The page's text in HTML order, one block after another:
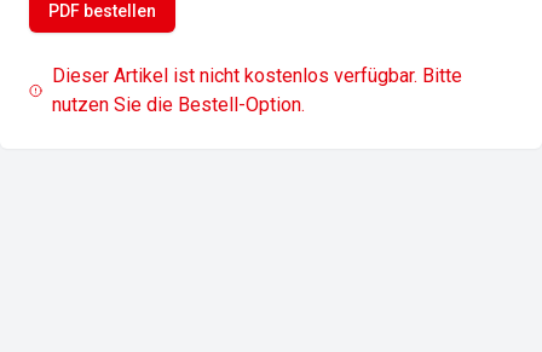
PDF bestellen
Dieser Artikel ist nicht kostenlos verfügbar. Bitte
nutzen Sie die Bestell-Option.